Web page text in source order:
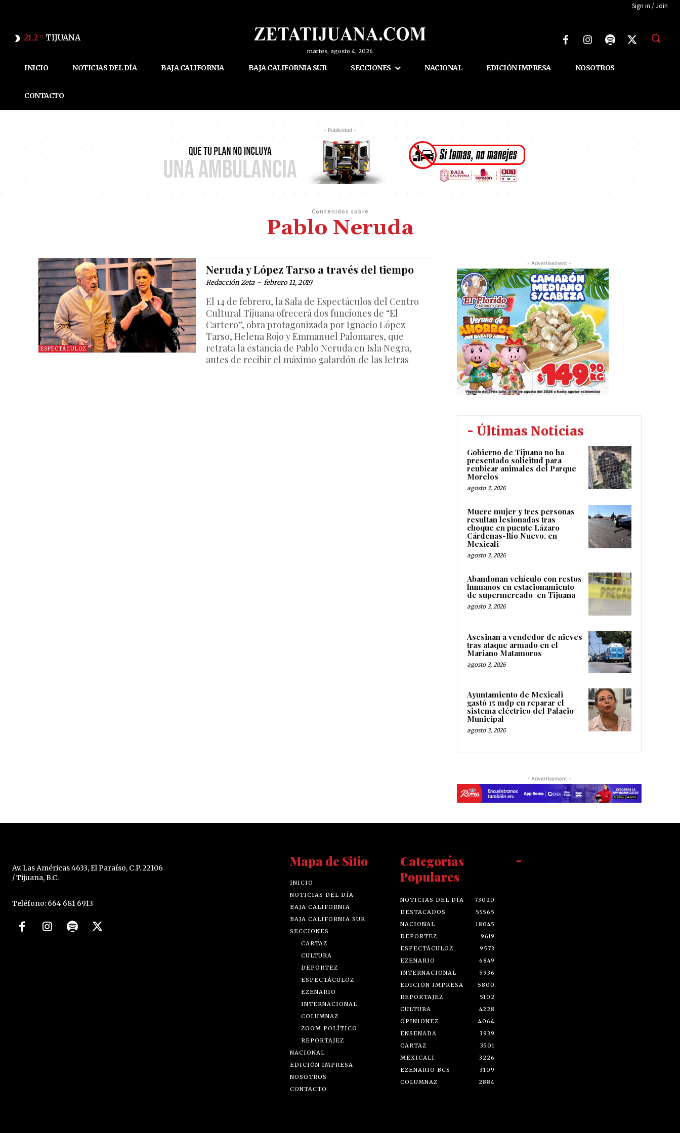
Sign in / Join
21.2 C TIJUANA
martes, agosto 4, 2026
INICIO NOTICIAS DEL DÍA BAJA CALIFORNIA BAJA CALIFORNIA SUR SECCIONES NACIONAL EDICIÓN IMPRESA NOSOTROS
CONTACTO
- Publicidad -
Contenidos sobre
Pablo Neruda
ESPECTÁCULOZ
Neruda y López Tarso a través del tiempo
Redacción Zeta - febrero 11, 2019
El 14 de febrero, la Sala de Espectáculos del Centro
Cultural Tijuana ofrecerá dos funciones de “El
Cartero”, obra protagonizada por Ignacio López
Tarso, Helena Rojo y Emmanuel Palomares, que
retrata la estancia de Pablo Neruda en Isla Negra,
antes de recibir el máximo galardón de las letras
- Advertisement -
- Últimas Noticias
Gobierno de Tijuana no ha
presentado solicitud para
reubicar animales del Parque
Morelos
agosto 3, 2026
Muere mujer y tres personas
resultan lesionadas tras
choque en puente Lázaro
Cárdenas-Río Nuevo, en
Mexicali
agosto 3, 2026
Abandonan vehículo con restos
humanos en estacionamiento
de supermercado en Tijuana
agosto 3, 2026
Asesinan a vendedor de nieves
tras ataque armado en el
Mariano Matamoros
agosto 3, 2026
Ayuntamiento de Mexicali
gastó 15 mdp en reparar el
sistema eléctrico del Palacio
Municipal
agosto 3, 2026
- Advertisement -
Av. Las Américas 4633, El Paraíso, C.P. 22106
/ Tijuana, B.C.
Teléfono: 664 681 6913
Mapa de Sitio
INICIO
NOTICIAS DEL DÍA
BAJA CALIFORNIA
BAJA CALIFORNIA SUR
SECCIONES
CARTAZ
CULTURA
DEPORTEZ
ESPECTÁCULOZ
EZENARIO
INTERNACIONAL
COLUMNAZ
ZOOM POLÍTICO
REPORTAJEZ
NACIONAL
EDICIÓN IMPRESA
NOSOTROS
CONTACTO
Categorías
Populares
NOTICIAS DEL DÍA
73020
DESTACADOS
55565
NACIONAL
18045
DEPORTEZ
9619
ESPECTÁCULOZ
9573
EZENARIO
6849
INTERNACIONAL
5936
EDICIÓN IMPRESA
5800
REPORTAJEZ
5102
CULTURA
4228
OPINIONEZ
4064
ENSENADA
3939
CARTAZ
3501
MEXICALI
3226
EZENARIO BCS
3109
COLUMNAZ
2884
-